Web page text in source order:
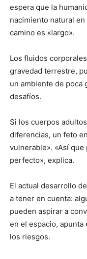
espera que la
nacimiento natural
camino es «largo».
Los fluidos
gravedad terrestre,
un ambiente de poca
desafíos.
Si los cuerpos
diferencias, un feto
vulnerable». «Así
perfecto», explica.
El actual desarrollo
a tener en cuenta:
pueden aspirar a
en el espacio,
los riesgos.